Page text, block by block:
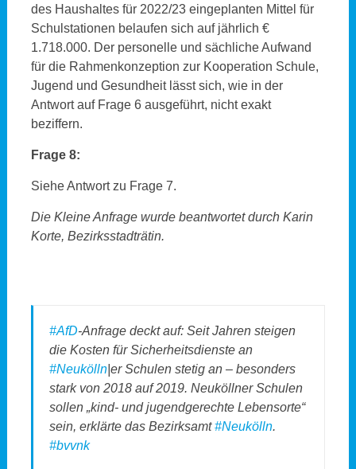
des Haushaltes für 2022/23 eingeplanten Mittel für
Schulstationen belaufen sich auf jährlich €
1.718.000. Der personelle und sächliche Aufwand
für die Rahmenkonzeption zur Kooperation Schule,
Jugend und Gesundheit lässt sich, wie in der
Antwort auf Frage 6 ausgeführt, nicht exakt
beziffern.
Frage 8:
Siehe Antwort zu Frage 7.
Die Kleine Anfrage wurde beantwortet durch Karin
Korte, Bezirksstadträtin.
#AfD-Anfrage deckt auf: Seit Jahren steigen
die Kosten für Sicherheitsdienste an
#Neukölln|er Schulen stetig an – besonders
stark von 2018 auf 2019. Neuköllner Schulen
sollen „kind- und jugendgerechte Lebensorte“
sein, erklärte das Bezirksamt#Neukölln.
#bvvnk